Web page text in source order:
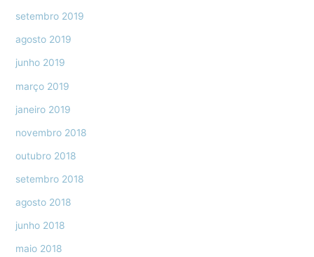
setembro 2019
agosto 2019
junho 2019
março 2019
janeiro 2019
novembro 2018
outubro 2018
setembro 2018
agosto 2018
junho 2018
maio 2018